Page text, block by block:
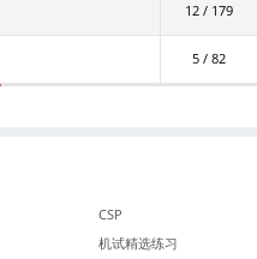
12 / 179
5 / 82
CSP
机试精选练习